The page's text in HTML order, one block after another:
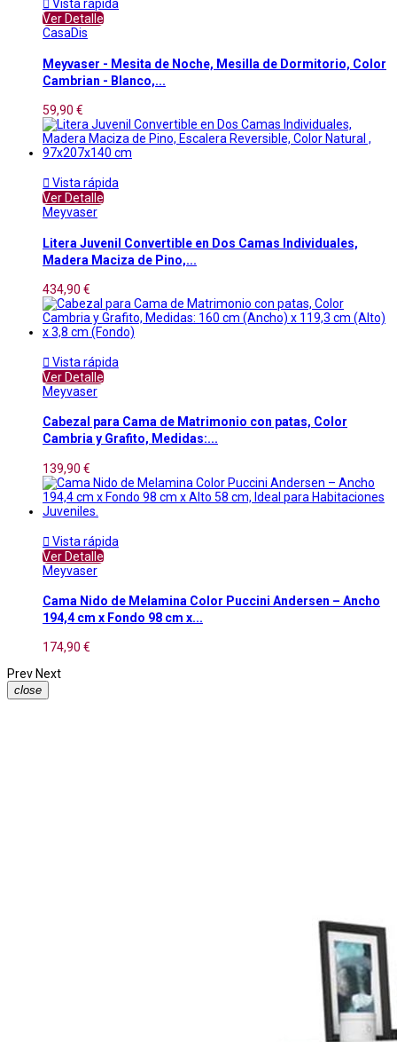
 Vista rápida
Ver Detalle
CasaDis
Meyvaser - Mesita de Noche, Mesilla de Dormitorio, Color
Cambrian - Blanco,...
59,90 €
 Vista rápida
Ver Detalle
Meyvaser
Litera Juvenil Convertible en Dos Camas Individuales,
Madera Maciza de Pino,...
434,90 €
 Vista rápida
Ver Detalle
Meyvaser
Cabezal para Cama de Matrimonio con patas, Color
Cambria y Grafito, Medidas:...
139,90 €
 Vista rápida
Ver Detalle
Meyvaser
Cama Nido de Melamina Color Puccini Andersen – Ancho
194,4 cm x Fondo 98 cm x...
174,90 €
Prev Next
close